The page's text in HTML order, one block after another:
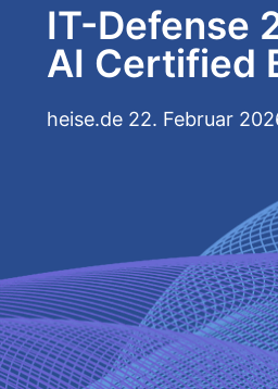
IT-Defen­se
AI Certi­fied
heise.de 22. Februar